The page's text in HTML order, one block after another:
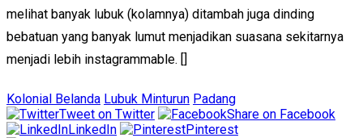
melihat banyak lubuk (kolamnya) ditambah juga dinding
bebatuan yang banyak lumut menjadikan suasana sekitarnya
menjadi lebih instagrammable. []
Kolonial Belanda Lubuk Minturun Padang
Tweet on Twitter
Share on Facebook
LinkedIn
Pinterest